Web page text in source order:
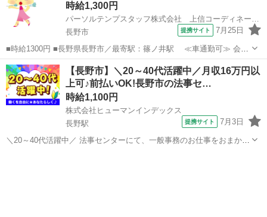
時給1,300円
パーソルテンプスタッフ株式会社 上信コーディネートセンター（長野）/26-0620636
長野市
提携サイト 7月25日
■時給1300円 ■長野県長野市／最寄駅：篠ノ井駅 ≪車通勤可≫ 会社
の裏側に従業員駐車場あり♪ ■紹介予定派遣 ■未経験歓迎、上場企業・
上場企業のグループ会社、車通勤OK、社会保険あり ■［紹介予定派
遣］ChatGPT・...
長野 長野市 その他
【長野市】＼20～40代活躍中／月収16万円以
上可♪前払いOK!長野市の法事セ…
時給1,100円
株式会社ヒューマンインデックス
長野駅
提携サイト 7月3日
＼20～40代活躍中／ 法事センターにて、一般事務のお仕事をおまかせ